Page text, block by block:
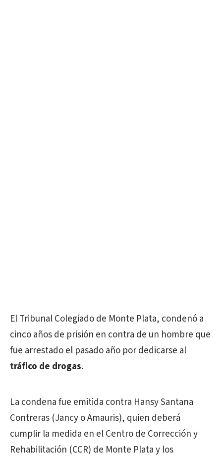
El Tribunal Colegiado de Monte Plata, condenó a
cinco años de prisión en contra de un hombre que
fue arrestado el pasado año por dedicarse al
tráfico de drogas.
La condena fue emitida contra Hansy Santana
Contreras (Jancy o Amauris), quien deberá
cumplir la medida en el Centro de Corrección y
Rehabilitación (CCR) de Monte Plata y los